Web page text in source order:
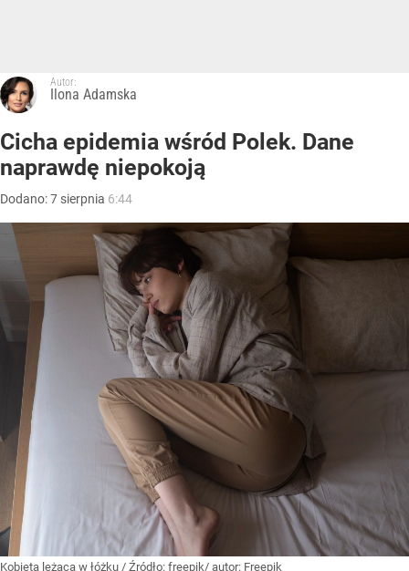
Autor:
Ilona Adamska
Cicha epidemia wśród Polek. Dane
naprawdę niepokoją
Dodano:7 sierpnia 6:44
Kobieta leżąca w łóżku / Źródło: freepik/ autor: Freepik